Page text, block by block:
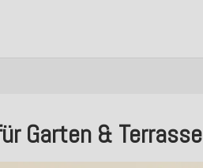
Garten & Terrasse